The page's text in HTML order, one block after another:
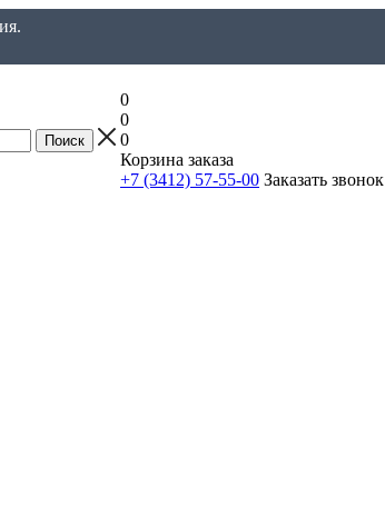
0
0
0
Корзина заказа
+7 (3412) 57-55-00 Заказать звонок